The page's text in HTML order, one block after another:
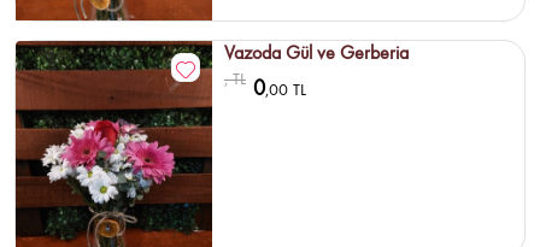
Vazoda Gül ve Gerberia
, TL 0,00 TL